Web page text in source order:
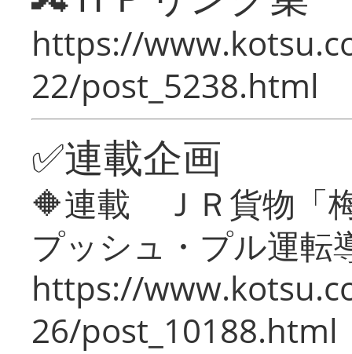
https://
22/post_5238.html
✅連載企画
🔶連載 ＪＲ貨物「
プッシュ・プル運転
https://
26/post_10188.html